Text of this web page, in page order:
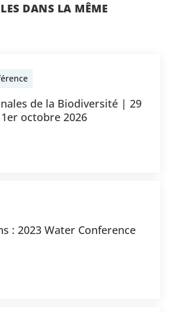
DANS LA MÊME
de la Biodiversité | 29
octobre 2026
: 2023 Water Conference